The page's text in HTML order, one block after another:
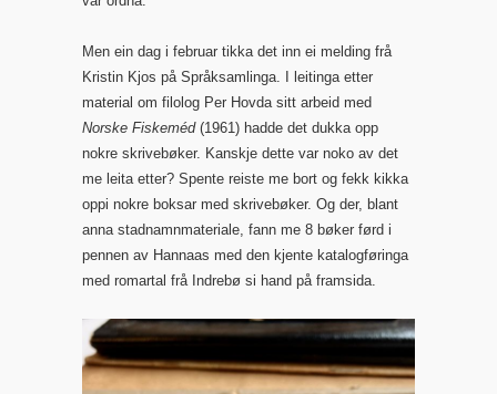
Men ein dag i februar tikka det inn ei melding frå
Kristin Kjos på Språksamlinga. I leitinga etter
material om filolog Per Hovda sitt arbeid med
Norske Fiskeméd(1961) hadde det dukka opp
nokre skrivebøker. Kanskje dette var noko av det
me leita etter? Spente reiste me bort og fekk kikka
oppi nokre boksar med skrivebøker. Og der, blant
anna stadnamnmateriale, fann me 8 bøker førd i
pennen av Hannaas med den kjente katalogføringa
med romartal frå Indrebø si hand på framsida.